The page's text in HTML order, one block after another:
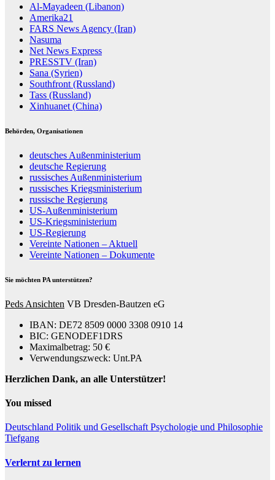
Al-Mayadeen (Libanon)
Amerika21
FARS News Agency (Iran)
Nasuma
Net News Express
PRESSTV (Iran)
Sana (Syrien)
Southfront (Russland)
Tass (Russland)
Xinhuanet (China)
Behörden, Organisationen
deutsches Außenministerium
deutsche Regierung
russisches Außenministerium
russisches Kriegsministerium
russische Regierung
US-Außenministerium
US-Kriegsministerium
US-Regierung
Vereinte Nationen – Aktuell
Vereinte Nationen – Dokumente
Sie möchten PA unterstützen?
Peds Ansichten VB Dresden-Bautzen eG
IBAN: DE72 8509 0000 3308 0910 14
BIC: GENODEF1DRS
Maximalbetrag: 50 €
Verwendungszweck: Unt.PA
Herzlichen Dank, an alle Unterstützer!
You missed
Deutschland Politik und Gesellschaft Psychologie und Philosophie
Tiefgang
Verlernt zu lernen